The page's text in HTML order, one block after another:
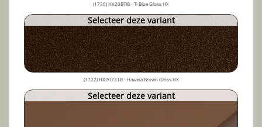
(1730) HX20BTIB - Ti Blue Gloss HX
Selecteer deze variant
(1722) HX20731B - Havana Brown Gloss HX
Selecteer deze variant